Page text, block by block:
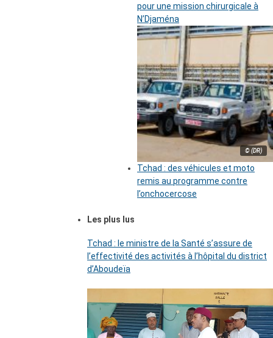
pour une mission chirurgicale à
N’Djaména
© (DR)
Tchad : des véhicules et moto
remis au programme contre
l’onchocercose
Les plus lus
Tchad : le ministre de la Santé s’assure de
l’effectivité des activités à l’hôpital du district
d’Aboudeïa